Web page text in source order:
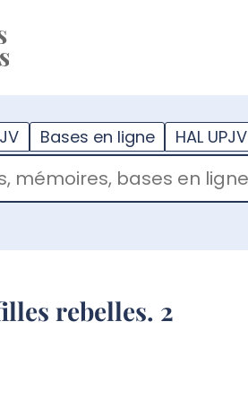
Bases en ligne HAL UPJV
rebelles. 2